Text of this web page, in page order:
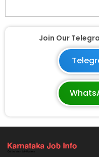
Join Our